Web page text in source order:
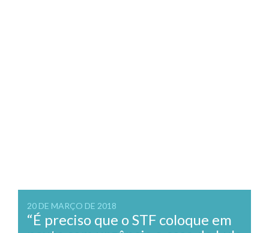
20 DE MARÇO DE 2018
“É preciso que o STF coloque em